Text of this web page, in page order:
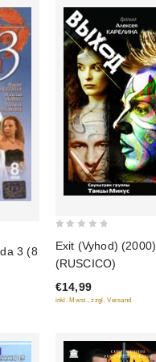
3 (8
of
5
Exit (Vyhod) (2000)
(RUSCICO)
€14,99
inkl. Mwst., zzgl. Versand